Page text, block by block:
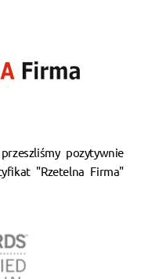
pozytywnie
"Rzetelna Firma"